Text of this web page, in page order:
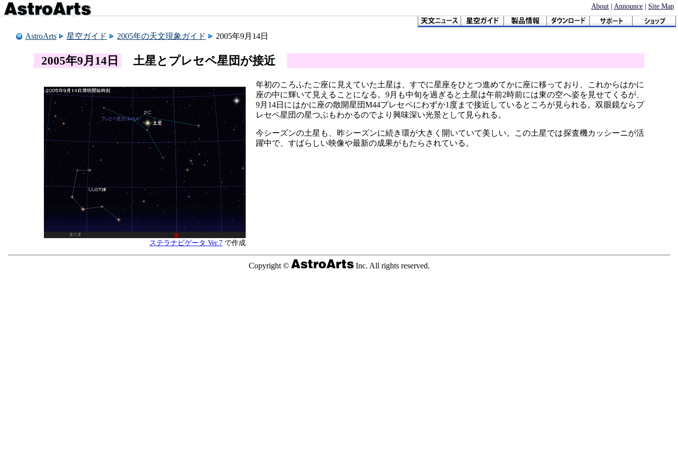
About | Announce | Site Map
AstroArts 星空ガイド 2005年の天文現象ガイド 2005年9月14日
2005年9月14日 土星とプレセペ星団が接近
ステラナビゲータ Ver.7 で作成
年初のころふたご座に見えていた土星は、すでに星座をひとつ進めてかに座に移っており、これからはかに
座の中に輝いて見えることになる。9月も中旬を過ぎると土星は午前2時前には東の空へ姿を見せてくるが、
9月14日にはかに座の散開星団M44プレセペにわずか1度まで接近しているところが見られる。双眼鏡ならプ
レセペ星団の星つぶもわかるのでより興味深い光景として見られる。
今シーズンの土星も、昨シーズンに続き環が大きく開いていて美しい。この土星では探査機カッシーニが活
躍中で、すばらしい映像や最新の成果がもたらされている。
Copyright © Inc. All rights reserved.